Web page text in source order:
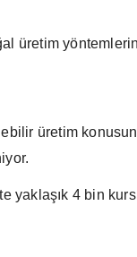
üretim
yaklaşık 4 bin